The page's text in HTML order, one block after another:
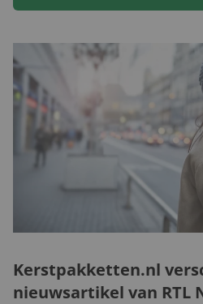
Kerstpakketten.nl
nieuwsartikel van RTL